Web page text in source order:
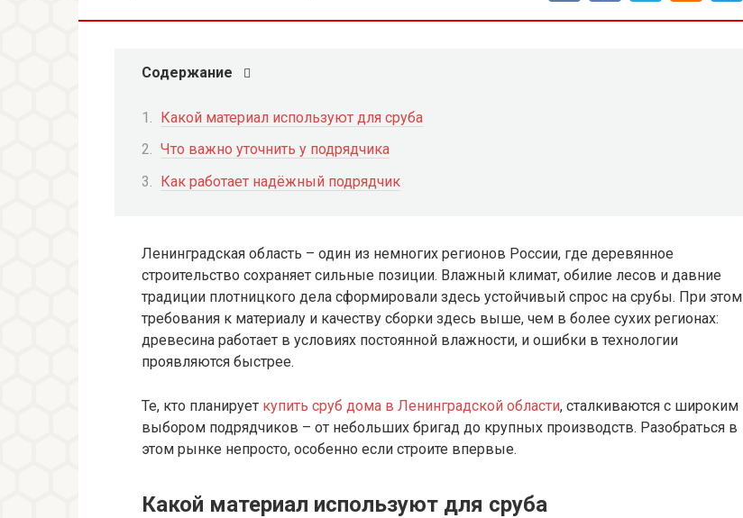
Содержание
Какой материал используют для сруба
Что важно уточнить у подрядчика
Как работает надёжный подрядчик
Ленинградская область – один из немногих регионов России, где деревянное
строительство сохраняет сильные позиции. Влажный климат, обилие лесов и давние
традиции плотницкого дела сформировали здесь устойчивый спрос на срубы. При этом
требования к материалу и качеству сборки здесь выше, чем в более сухих регионах:
древесина работает в условиях постоянной влажности, и ошибки в технологии
проявляются быстрее.
Те, кто планирует купить сруб дома в Ленинградской области, сталкиваются с широким
выбором подрядчиков – от небольших бригад до крупных производств. Разобраться в
этом рынке непросто, особенно если строите впервые.
Какой материал используют для сруба